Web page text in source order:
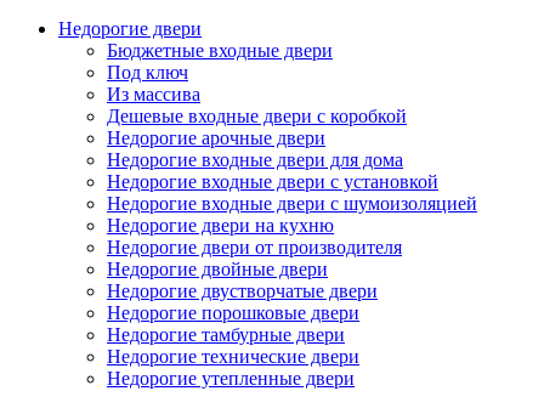
Недорогие двери
Бюджетные входные двери
Под ключ
Из массива
Дешевые входные двери с коробкой
Недорогие арочные двери
Недорогие входные двери для дома
Недорогие входные двери с установкой
Недорогие входные двери с шумоизоляцией
Недорогие двери на кухню
Недорогие двери от производителя
Недорогие двойные двери
Недорогие двустворчатые двери
Недорогие порошковые двери
Недорогие тамбурные двери
Недорогие технические двери
Недорогие утепленные двери